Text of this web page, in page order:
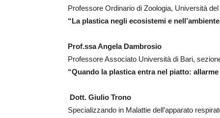
Professore Ordinario di Zoologia, Università
“La plastica negli ecosistemi e
Prof.ssa Angela Dambrosio
Professore Associato Università di Bari,
“Quando la plastica entra nel piatto:
Dott. Giulio Trono
Specializzando in Malattie dell’apparato